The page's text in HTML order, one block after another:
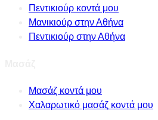
Πεντικιούρ κοντά μου
Μανικιούρ στην Αθήνα
Πεντικιούρ στην Αθήνα
Μασάζ κοντά μου
Χαλαρωτικό μασάζ κοντά μου